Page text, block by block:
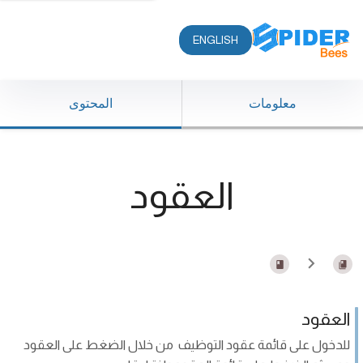
ENGLISH
معلومات المحتوى
العقود
العقود
للدخول على قائمة عقود التوظيف من خلال الضغط على العقود